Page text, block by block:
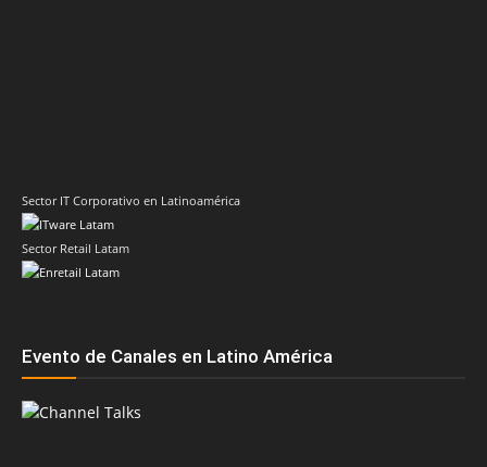
Sector IT Corporativo en Latinoamérica
Sector Retail Latam
Evento de Canales en Latino América